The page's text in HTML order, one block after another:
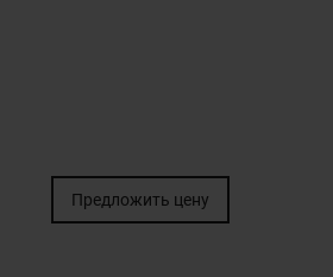
Предложить цену